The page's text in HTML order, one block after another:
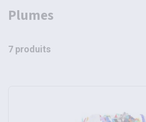
plumes
7 produits